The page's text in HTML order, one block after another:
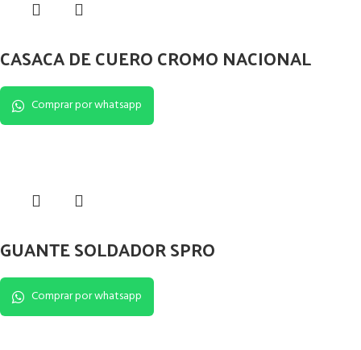
CASACA DE CUERO CROMO NACIONAL
Comprar por whatsapp
GUANTE SOLDADOR SPRO
Comprar por whatsapp